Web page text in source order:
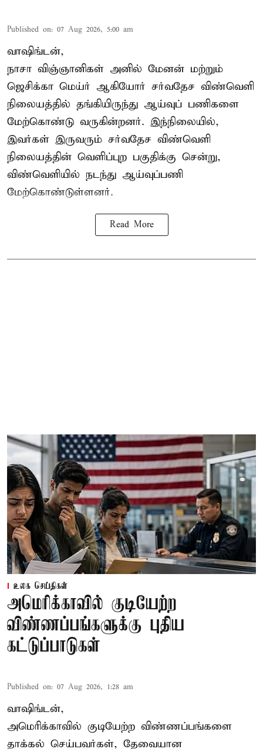
Published on: 07 Aug 2026, 5:00 am
வாஷிங்டன்,
நாசா விஞ்ஞானிகள் அனில் மேனன் மற்றும்
ஜெசிக்கா மெய்ர் ஆகியோர் சர்வதேச விண்வெளி
நிலையத்தில் தங்கியிருந்து ஆய்வுப் பணிகளை
மேற்கொண்டு வருகின்றனர். இந்நிலையில்,
இவர்கள் இருவரும் சர்வதேச விண்வெளி
நிலையத்தின் வெளிப்புற பகுதிக்கு சென்று,
விண்வெளியில் நடந்து ஆய்வுப்பணி
மேற்கொண்டுள்ளனர்.
Read More
உலக செய்திகள்
அமெரிக்காவில் குடியேற்ற
விண்ணப்பங்களுக்கு புதிய
கட்டுப்பாடுகள்
Published on: 07 Aug 2026, 1:28 am
வாஷிங்டன்,
அமெரிக்காவில் குடியேற்ற விண்ணப்பங்களை
தாக்கல் செய்பவர்கள், தேவையான